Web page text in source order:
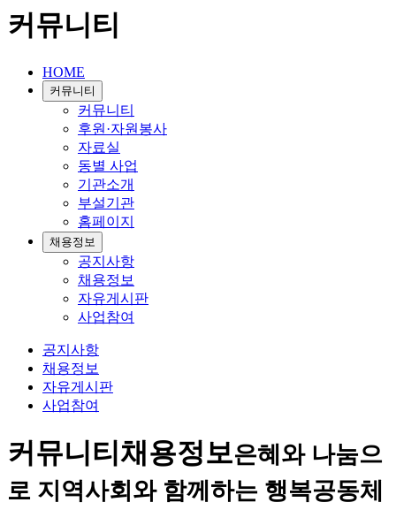
커뮤니티
HOME
커뮤니티
커뮤니티
후원·자원봉사
자료실
동별 사업
기관소개
부설기관
홈페이지
채용정보
공지사항
채용정보
자유게시판
사업참여
공지사항
채용정보
자유게시판
사업참여
커뮤니티채용정보은혜와 나눔으
로 지역사회와 함께하는 행복공동체